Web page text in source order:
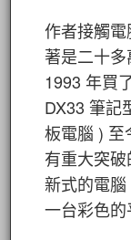
作者接觸
著是二十
1993 年買
DX33 筆記
板電腦 ) 至
有重大突
新式的電
一台彩色的